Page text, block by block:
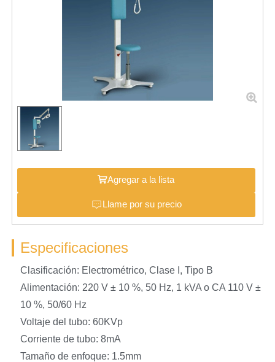
Agregar a la lista
Llame por su precio
Especificaciones
Clasificación: Electrométrico, Clase I, Tipo B
Alimentación: 220 V ± 10 %, 50 Hz, 1 kVA o CA 110 V ±
10 %, 50/60 Hz
Voltaje del tubo: 60KVp
Corriente de tubo: 8mA
Tamaño de enfoque: 1.5mm